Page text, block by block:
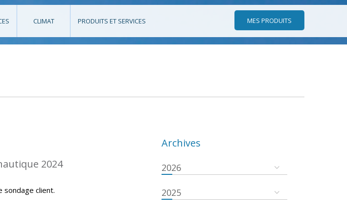
CLIMAT PRODUITS ET SERVICES MES PRODUITS
2024
sondage client.
Archives
2026
2025